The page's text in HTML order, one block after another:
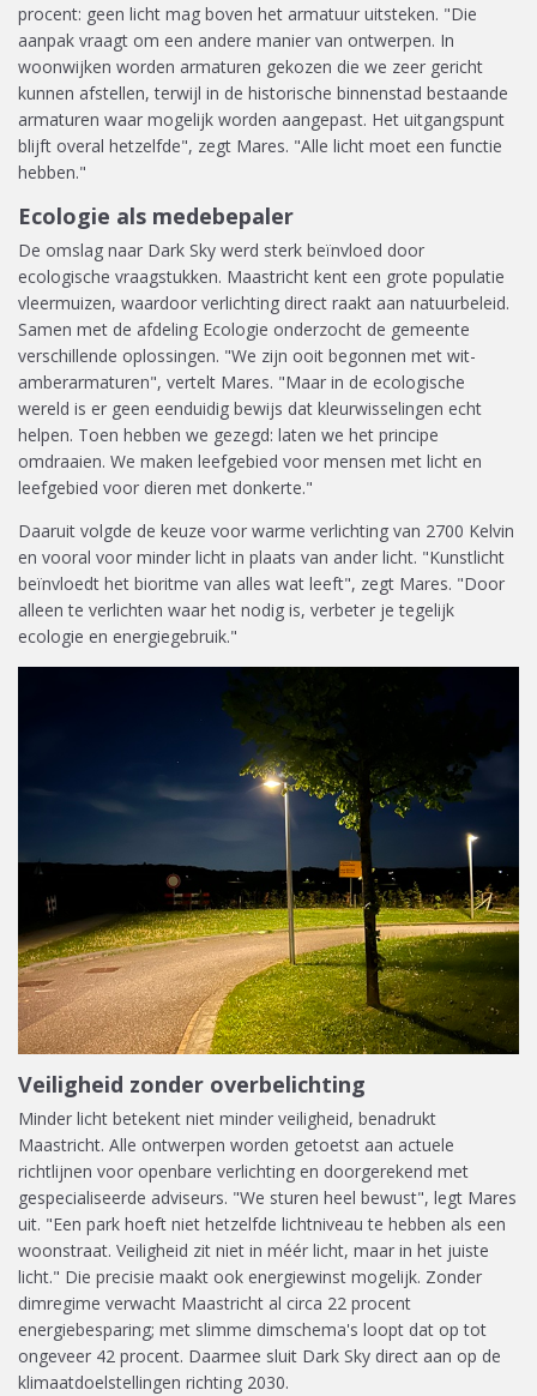
procent: geen licht mag boven het armatuur uitsteken. "Die
aanpak vraagt om een andere manier van ontwerpen. In
woonwijken worden armaturen gekozen die we zeer gericht
kunnen afstellen, terwijl in de historische binnenstad bestaande
armaturen waar mogelijk worden aangepast. Het uitgangspunt
blijft overal hetzelfde", zegt Mares. "Alle licht moet een functie
hebben."
Ecologie als medebepaler
De omslag naar Dark Sky werd sterk beïnvloed door
ecologische vraagstukken. Maastricht kent een grote populatie
vleermuizen, waardoor verlichting direct raakt aan natuurbeleid.
Samen met de afdeling Ecologie onderzocht de gemeente
verschillende oplossingen. "We zijn ooit begonnen met wit-
amberarmaturen", vertelt Mares. "Maar in de ecologische
wereld is er geen eenduidig bewijs dat kleurwisselingen echt
helpen. Toen hebben we gezegd: laten we het principe
omdraaien. We maken leefgebied voor mensen met licht en
leefgebied voor dieren met donkerte."
Daaruit volgde de keuze voor warme verlichting van 2700 Kelvin
en vooral voor minder licht in plaats van ander licht. "Kunstlicht
beïnvloedt het bioritme van alles wat leeft", zegt Mares. "Door
alleen te verlichten waar het nodig is, verbeter je tegelijk
ecologie en energiegebruik."
Veiligheid zonder overbelichting
Minder licht betekent niet minder veiligheid, benadrukt
Maastricht. Alle ontwerpen worden getoetst aan actuele
richtlijnen voor openbare verlichting en doorgerekend met
gespecialiseerde adviseurs. "We sturen heel bewust", legt Mares
uit. "Een park hoeft niet hetzelfde lichtniveau te hebben als een
woonstraat. Veiligheid zit niet in méér licht, maar in het juiste
licht." Die precisie maakt ook energiewinst mogelijk. Zonder
dimregime verwacht Maastricht al circa 22 procent
energiebesparing; met slimme dimschema's loopt dat op tot
ongeveer 42 procent. Daarmee sluit Dark Sky direct aan op de
klimaatdoelstellingen richting 2030.